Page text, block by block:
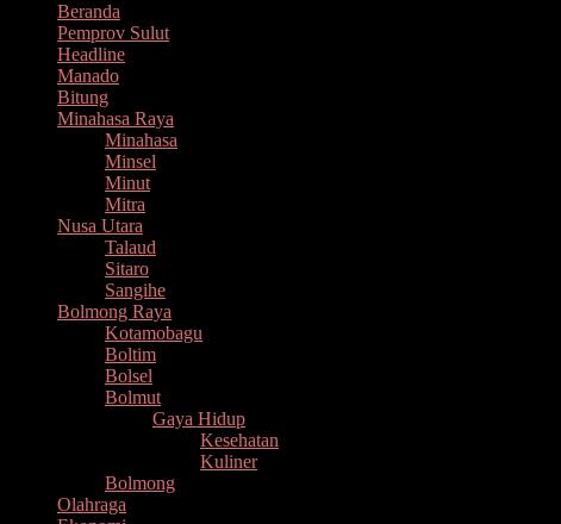
Beranda
Pemprov Sulut
Headline
Manado
Bitung
Minahasa Raya
Minahasa
Minsel
Minut
Mitra
Nusa Utara
Talaud
Sitaro
Sangihe
Bolmong Raya
Kotamobagu
Boltim
Bolsel
Bolmut
Gaya Hidup
Kesehatan
Kuliner
Bolmong
Olahraga